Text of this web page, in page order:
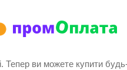
Тепер ви можете купити